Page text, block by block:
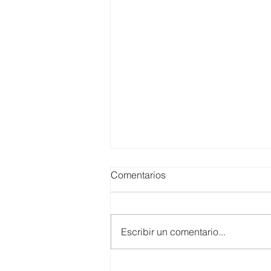
Comentarios
Escribir un comentario...